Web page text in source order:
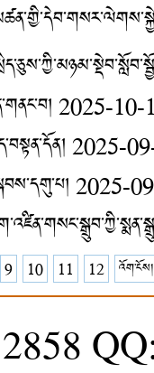
2025-10-
2025-
2025-
9 10 11 12 འོག་ངོས།